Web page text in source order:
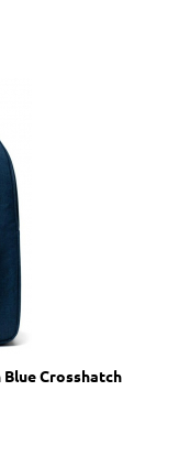
Blue Crosshatch